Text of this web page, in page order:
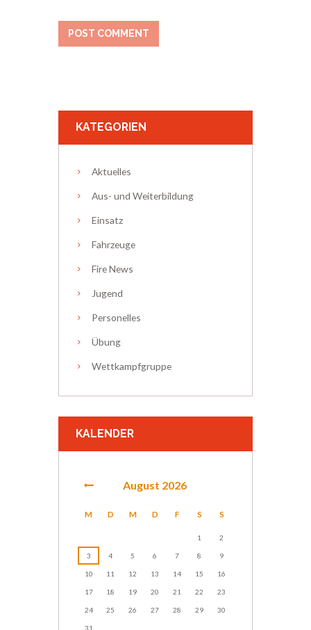
KATEGORIEN
Aktuelles
Aus- und Weiterbildung
Einsatz
Fahrzeuge
Fire News
Jugend
Personelles
Übung
Wettkampfgruppe
KALENDER
August 2026
M D M D F S S
1 2
3 4 5 6 7 8 9
10 11 12 13 14 15 16
17 18 19 20 21 22 23
24 25 26 27 28 29 30
31